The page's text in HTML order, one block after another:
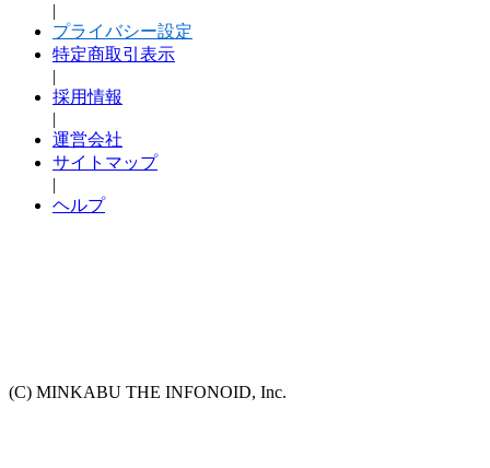
|
プライバシー設定
特定商取引表示
|
採用情報
|
運営会社
サイトマップ
|
ヘルプ
(C) MINKABU THE INFONOID, Inc.